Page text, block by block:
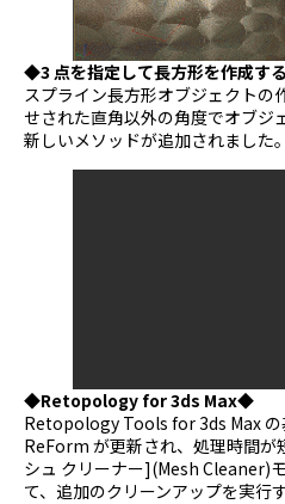
◆3 点を指定して長方形を作成す
スプライン長方形オブジェクトの
せされた直角以外の角度でオブジ
新しいメソッドが追加されました。
◆Retopology for 3ds Max◆
Retopology Tools for 3ds Max の
ReForm が更新され、処理時間が
シュ クリーナー](Mesh Cleaner)
て、追加のクリーンアップを実行